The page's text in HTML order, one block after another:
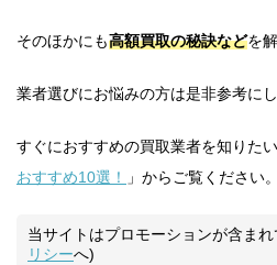
そのほかにも高額買取の秘訣などを解
業者選びにお悩みの方は是非参考に
すぐにおすすめの買取業者を知りた
おすすめ10選！
」からご覧ください。
当サイトはプロモーションが含ま
リシーへ)